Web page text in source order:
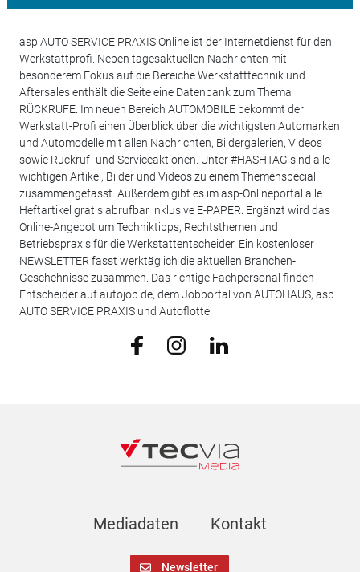
asp AUTO SERVICE PRAXIS Online ist der Internetdienst für den
Werkstattprofi. Neben tagesaktuellen Nachrichten mit
besonderem Fokus auf die Bereiche Werkstatttechnik und
Aftersales enthält die Seite eine Datenbank zum Thema
RÜCKRUFE. Im neuen Bereich AUTOMOBILE bekommt der
Werkstatt-Profi einen Überblick über die wichtigsten Automarken
und Automodelle mit allen Nachrichten, Bildergalerien, Videos
sowie Rückruf- und Serviceaktionen. Unter #HASHTAG sind alle
wichtigen Artikel, Bilder und Videos zu einem Themenspecial
zusammengefasst. Außerdem gibt es im asp-Onlineportal alle
Heftartikel gratis abrufbar inklusive E-PAPER. Ergänzt wird das
Online-Angebot um Techniktipps, Rechtsthemen und
Betriebspraxis für die Werkstattentscheider. Ein kostenloser
NEWSLETTER fasst werktäglich die aktuellen Branchen-
Geschehnisse zusammen. Das richtige Fachpersonal finden
Entscheider auf autojob.de, dem Jobportal von AUTOHAUS, asp
AUTO SERVICE PRAXIS und Autoflotte.
Mediadaten Kontakt
Newsletter